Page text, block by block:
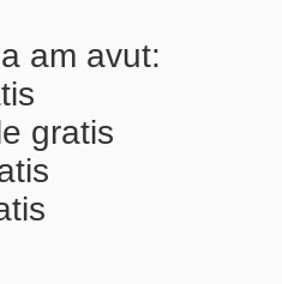
am avut:
gratis